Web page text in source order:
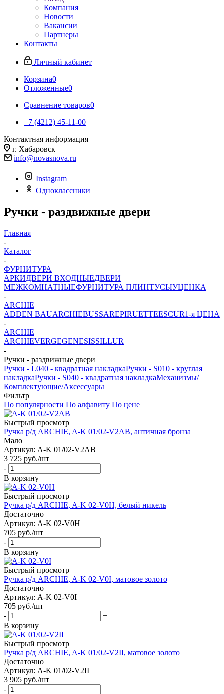
Компания
Новости
Вакансии
Партнеры
Контакты
Личный кабинет
Корзина0
Отложенные0
Сравнение товаров0
+7 (4212) 45-11-00
Контактная информация
г. Хабаровск
info@novasnova.ru
Instagram
Одноклассники
Ручки - раздвижные двери
Главная
-
Каталог
-
ФУРНИТУРА
АРКИДВЕРИ ВХОДНЫЕДВЕРИ
МЕЖКОМНАТНЫЕФУРНИТУРА ПЛИНТУСЫУЦЕНКА
-
ARCHIE
ADDEN BAUARCHIEBUSSAREPIRUETTEESCUR1-я ЦЕНА
-
ARCHIE
ARCHIEVERGEGENESISSILLUR
-
Ручки - раздвижные двери
Ручки - L040 - квадратная накладкаРучки - S010 - круглая
накладкаРучки - S040 - квадратная накладкаМеханизмы/
Комплектующие/Аксессуары
Фильтр
По популярности По алфавиту По цене
Быстрый просмотр
Ручка р/д ARCHIE, A-K 01/02-V2AB, античная бронза
Мало
Артикул: A-K 01/02-V2AB
3 725 руб./шт
-
+
В корзину
Быстрый просмотр
Ручка р/д ARCHIE, A-K 02-V0H, белый никель
Достаточно
Артикул: A-K 02-V0H
705 руб./шт
-
+
В корзину
Быстрый просмотр
Ручка р/д ARCHIE, A-K 02-V0I, матовое золото
Достаточно
Артикул: A-K 02-V0I
705 руб./шт
-
+
В корзину
Быстрый просмотр
Ручка р/д ARCHIE, A-K 01/02-V2II, матовое золото
Достаточно
Артикул: A-K 01/02-V2II
3 905 руб./шт
-
+